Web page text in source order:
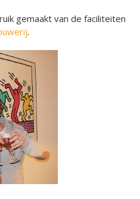
gemaakt van de faciliteiten
.